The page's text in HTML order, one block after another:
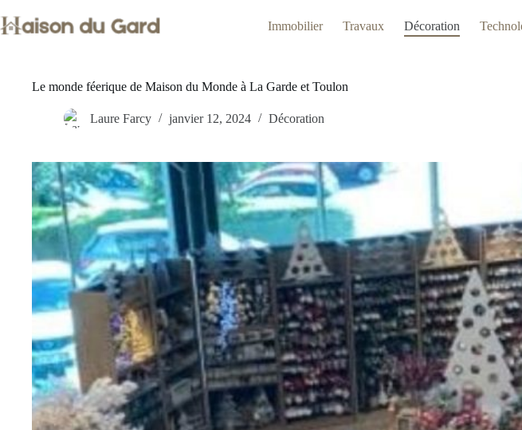
au
contenu
Immobilier Travaux Décoration
Le monde féerique de Maison du Monde à La Garde et Toulon
Laure Farcy janvier 12, 2024 Décoration